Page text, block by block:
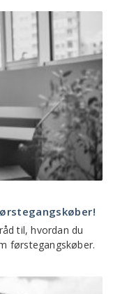
til, hvordan du
førstegangskøber.